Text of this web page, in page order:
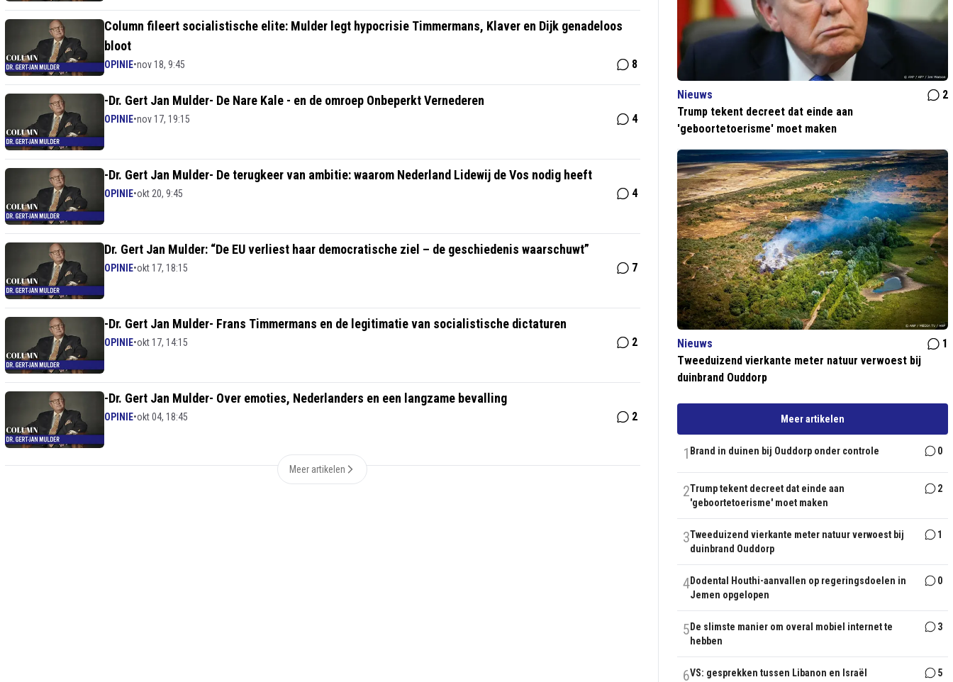
Column fileert socialistische elite: Mulder legt hypocrisie Timmermans, Klaver en Dijk genadeloos
bloot
OPINIE•nov 18, 9:45 8
-Dr. Gert Jan Mulder- De Nare Kale - en de omroep Onbeperkt Vernederen
OPINIE•nov 17, 19:15 4
-Dr. Gert Jan Mulder- De terugkeer van ambitie: waarom Nederland Lidewij de Vos nodig heeft
OPINIE•okt 20, 9:45 4
Dr. Gert Jan Mulder: “De EU verliest haar democratische ziel – de geschiedenis waarschuwt”
OPINIE•okt 17, 18:15 7
-Dr. Gert Jan Mulder- Frans Timmermans en de legitimatie van socialistische dictaturen
OPINIE•okt 17, 14:15 2
-Dr. Gert Jan Mulder- Over emoties, Nederlanders en een langzame bevalling
OPINIE•okt 04, 18:45 2
Meer artikelen
Nieuws
2
Trump tekent decreet dat einde aan
'geboortetoerisme' moet maken
Nieuws
1
Tweeduizend vierkante meter natuur verwoest bij
duinbrand Ouddorp
Meer artikelen
1 Brand in duinen bij Ouddorp onder controle 0
2Trump tekent decreet dat einde aan
'geboortetoerisme' moet maken
2
3Tweeduizend vierkante meter natuur verwoest bij
duinbrand Ouddorp
1
4Dodental Houthi-aanvallen op regeringsdoelen in
Jemen opgelopen
0
5 De slimste manier om overal mobiel internet te
hebben
3
6VS: gesprekken tussen Libanon en Israël
5